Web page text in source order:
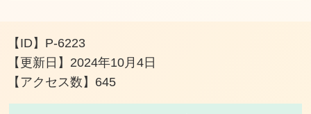
【ID】 P-6223
【更新日】 2024年10月4日
【アクセス数】 645